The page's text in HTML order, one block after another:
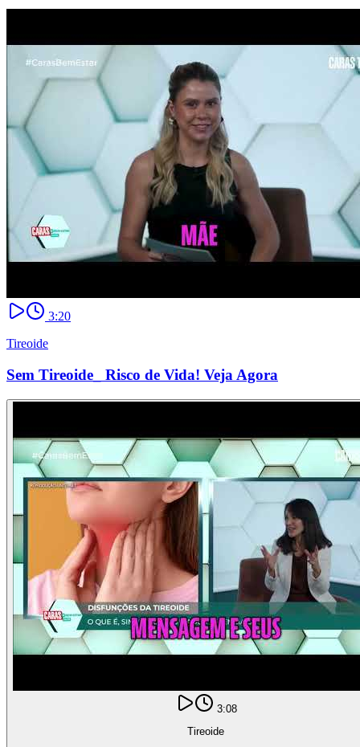
3:20
Tireoide
Sem Tireoide_ Risco de Vida! Veja Agora
3:08
Tireoide